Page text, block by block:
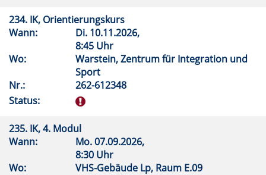
234. IK, Orientierungskurs
Wann:
Di. 10.11.2026,
8:45 Uhr
Wo:
Warstein, Zentrum für Integration und
Sport
Nr.:
262-612348
Status:
235. IK, 4. Modul
Wann:
Mo.07.09.2026,
8:30 Uhr
Wo:
VHS-Gebäude Lp, Raum E.09